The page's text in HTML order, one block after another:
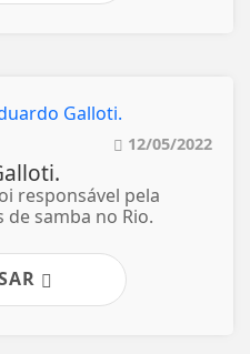
12/05/2022
responsável pela
samba no Rio.